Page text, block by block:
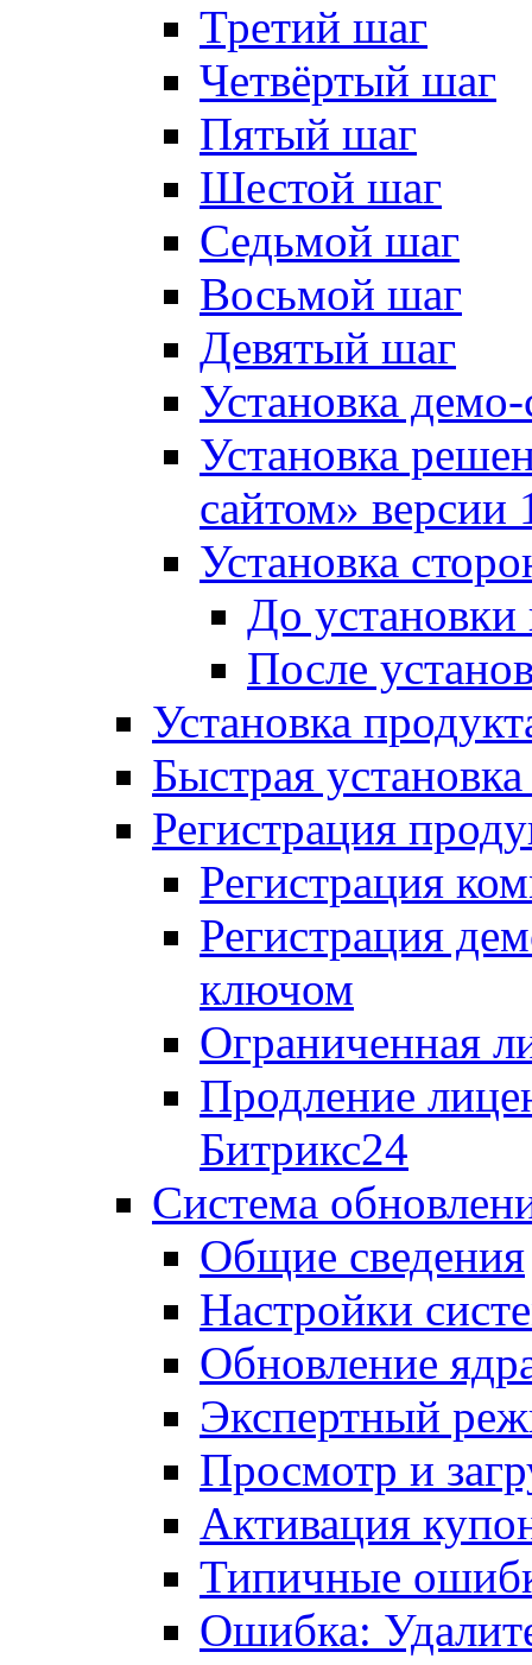
Третий шаг
Четвёртый шаг
Пятый шаг
Шестой шаг
Седьмой шаг
Восьмой шаг
Девятый шаг
Установка
Установка
сайтом»
Установка
До установки
После
Установка
Быстрая
Регистрация
Регистрация
Регистрация
ключом
Ограниченная
Продление
Битрикс24
Система
Общие сведения
Настройки
Обновление
Экспертный
Просмотр и
Активация
Типичные
Ошибка: